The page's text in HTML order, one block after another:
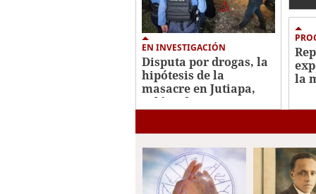
EN INVESTIGACIÓN
Disputa por drogas, la
hipótesis de la
masacre en Jutiapa,
Atlántida
la